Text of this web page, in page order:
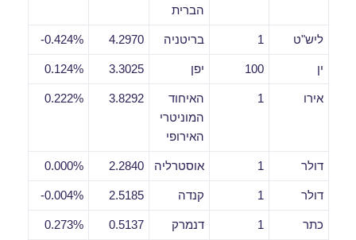
הברית
ליש"ט 1 בריטניה 4.2970
0.424%-
ין 100 יפן 3.3025
0.124%
אירו 1
האיחוד
המוניטרי
האירופי
3.8292
0.222%
דולר 1 אוסטרליה 2.2840
0.000%
דולר 1 קנדה 2.5185
0.004%-
כתר 1 דנמרק 0.5137
0.273%